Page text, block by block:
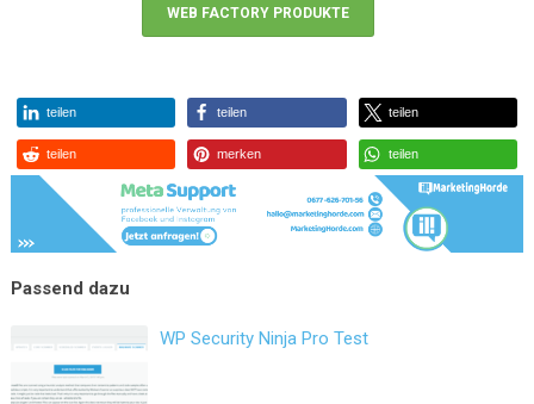
WEB FACTORY PRODUKTE
teilen teilen teilen
teilen merken teilen
WP Security Ninja Pro Test